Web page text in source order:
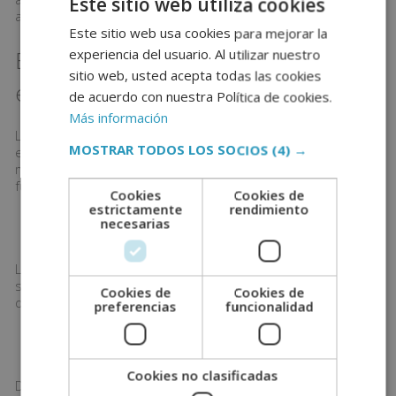
acciones a seguir.
El Rol de los Guardias de Seguridad
en Eventos
Los guardias de seguridad son la primera línea de defensa
en cualquier evento masivo. Su rol esmultifacético
más allá de simplemente vigilar el evento. Entre sus
funciones principales se encuentran:
Controlar el Acceso
Los guardias verifican boletos, realizan inspecciones de
seguridad y monitorean las entradas para evitar la entrada
de objetos prohibidos o personas no autorizadas.
Monitorear Multitudes
Durante el evento, los guardias se encargan de supervisar
Este sitio web usa cookies para mejorar la
experiencia del usuario. Al utilizar nuestro
sitio web, usted acepta todas las cookies
de acuerdo con nuestra Política de cookies.
Más información
MOSTRAR TODOS LOS SOCIOS (4) →
Cookies
estrictamente
necesarias
Cookies de
rendimiento
Cookies de
preferencias
Cookies de
funcionalidad
Cookies no clasificadas